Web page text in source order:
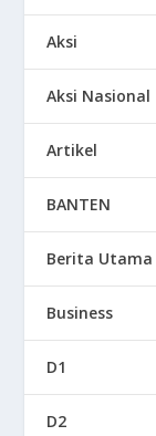
Aksi
Aksi Nasional
Artikel
BANTEN
Berita Utama
Business
D1
D2